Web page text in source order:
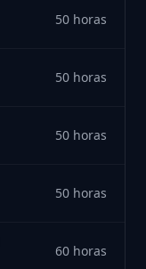
50 horas
50 horas
50 horas
50 horas
60 horas